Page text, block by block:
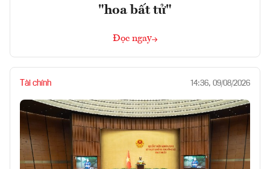
"hoa bất tử"
Đọc ngay
Tài chính 14:36, 09/08/2026